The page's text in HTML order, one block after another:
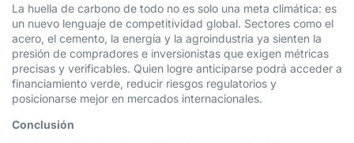
La huella de carbono de todo no es solo una meta climática: es
un nuevo lenguaje de competitividad global. Sectores como el
acero, el cemento, la energía y la agroindustria ya sienten la
presión de compradores e inversionistas que exigen métricas
precisas y verificables. Quien logre anticiparse podrá acceder a
financiamiento verde, reducir riesgos regulatorios y
posicionarse mejor en mercados internacionales.
Conclusión